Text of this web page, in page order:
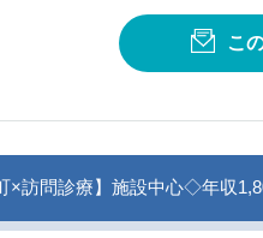
こ
×訪問診療】施設中心◇年収